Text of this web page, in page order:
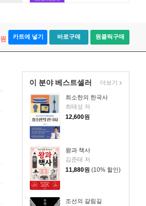
원 카트에 넣기 바로구매 원클릭구매
이 분야 베스트셀러
최소한의 한국사
최태성 저
12,600원
왕과 책사
김준태 저
11,880원 (10% 할인)
조선의 갈림길
더보기